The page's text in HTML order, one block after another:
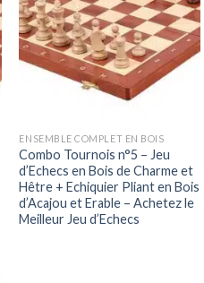
ENSEMBLE COMPLET EN BOIS
Combo Tournois n°5 – Jeu
d’Echecs en Bois de Charme et
Hêtre + Echiquier Pliant en Bois
d’Acajou et Erable – Achetez le
Meilleur Jeu d’Echecs